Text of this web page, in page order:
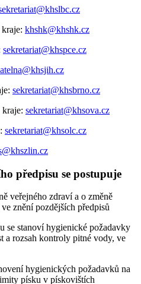
khshk@khshk.cz
sekretariat@khspce.cz
sekretariat@khsbrno.cz
sekretariat@khsova.cz
sekretariat@khsolc.cz
předpisu se postupuje
veřejného zdraví a o změně
znění pozdějších předpisů
se stanoví hygienické požadavky
a rozsah kontroly pitné vody, ve
hygienických požadavků na
písku v pískovištích